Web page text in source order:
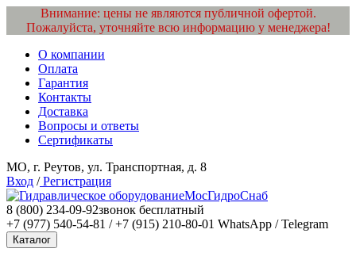
Внимание: цены не являются публичной офертой.
Пожалуйста, уточняйте всю информацию у менеджера!
О компании
Оплата
Гарантия
Контакты
Доставка
Вопросы и ответы
Сертификаты
МО, г. Реутов, ул. Транспортная, д. 8
Вход /Регистрация
МосГидроСнаб
8 (800) 234-09-92звонок бесплатный
+7 (977) 540-54-81 / +7 (915) 210-80-01 WhatsApp / Telegram
Каталог